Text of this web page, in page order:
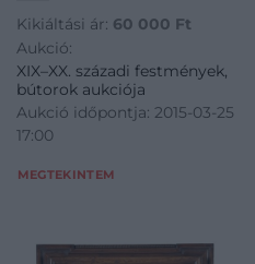
Kikiáltási ár: 60 000 Ft
Aukció:
XIX–XX. századi festmények,
bútorok aukciója
Aukció időpontja: 2015-03-25
17:00
MEGTEKINTEM